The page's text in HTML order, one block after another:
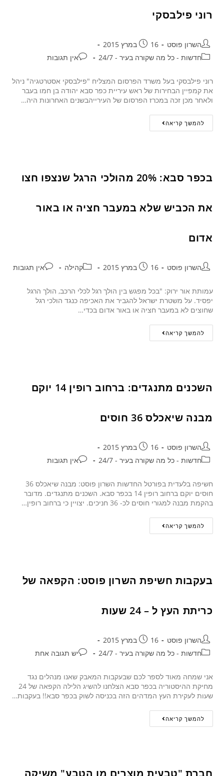
רוני פילבסקי
השרון פוסט
16 במרץ 2015
חדשות - כל מה שקורה בעיר - 24/7
אין תגובות
רוני פילבסקי בעל משרד הפרסום המצליח "פילבסקי אסטרטגיה" ניהל
את קמפיין הבחירות של ראש עיריית כפר סבא יהודה בן חמו בעבר
ולאחר מכן זכה במכרז הפרסום של העירייהבשנים האחרונות היה…
להמשך קריאה
בכפר סבא: 20% מהולכי הרגל שנצפו חצו
את הכביש שלא במעבר חציה או באור
אדום
השרון פוסט 16 במרץ 2015 קהילה אין תגובות
עמותת אור ירוק: "בכל מפגש בין הולך רגל לכלי הרכב, הולך הרגל
יפסיד. על משטרת ישראל להגביר את האכיפה כנגד הולכי רגל
שחוצים לא במעבר חציה או באור אדום בכדי…
להמשך קריאה
השכנים מתנגדים: ברחוב רופין 14 יוקם
מבנה שיאכלס 36 חוסים
השרון פוסט
16 במרץ 2015
חדשות - כל מה שקורה בעיר - 24/7
אין תגובות
חשיפה בלעדית בפורטל החדשות השרון פוסט: מבנה שיאכלס 36
חוסים יוקם ברחוב רופין 14 בכפר סבא. השכנים מתנגדים. מדובר
בהקמת מבנה למגורי חוסים לכ- 36 חניכים. יצויין כי ברחוב רופין…
להמשך קריאה
בעקבות חשיפת השרון פוסט: הקפאה של
כריתת העץ ל – 24 שעות
השרון פוסט
16 במרץ 2015
חדשות - כל מה שקורה בעיר - 24/7
יש תגובה אחת
אני שמחה מאוד לספר לכם שבעקבות המאבק שאנו מנהלים נגד
מחיקת ההיסטוריה בכפר סבא הצלחנו להשיג הלילה הקפאה של 24
שעות לעקירת העץ המדהים הזה בכניסה לשוק בכפר סבא!! בעקבות…
להמשך קריאה